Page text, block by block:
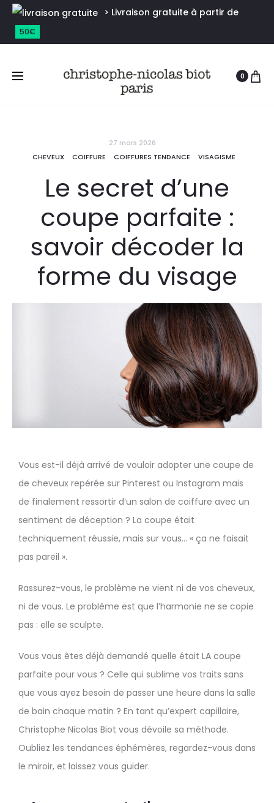
> Livraison gratuite à partir de
50€
0
27 mars 2026
CHEVEUX
COIFFURE COIFFURES TENDANCE VISAGISME
Le secret d’une
coupe parfaite :
savoir décoder la
forme du visage
Vous est-il déjà arrivé de vouloir adopter une coupe de
de cheveux repérée sur Pinterest ou Instagram mais
de finalement ressortir d’un salon de coiffure avec un
sentiment de déception ? La coupe était
techniquement réussie, mais sur vous… « ça ne faisait
pas pareil ».
Rassurez-vous, le problème ne vient ni de vos cheveux,
ni de vous. Le problème est que l’harmonie ne se copie
pas : elle se sculpte.
Vous vous êtes déjà demandé quelle était LA coupe
parfaite pour vous ? Celle qui sublime vos traits sans
que vous ayez besoin de passer une heure dans la salle
de bain chaque matin ? En tant qu’expert capillaire,
Christophe Nicolas Biot vous dévoile sa méthode.
Oubliez les tendances éphémères, regardez-vous dans
le miroir, et laissez vous guider.